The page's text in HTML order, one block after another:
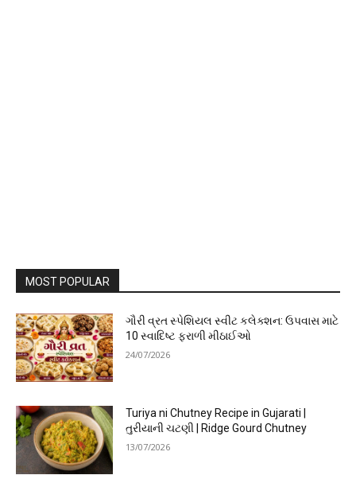
MOST POPULAR
ગૌરી વ્રત સ્પેશિયલ સ્વીટ કલેક્શન: ઉપવાસ માટે
10 સ્વાદિષ્ટ ફરાળી મીઠાઈઓ
24/07/2026
Turiya ni Chutney Recipe in Gujarati |
તુરીયાની ચટણી | Ridge Gourd Chutney
13/07/2026